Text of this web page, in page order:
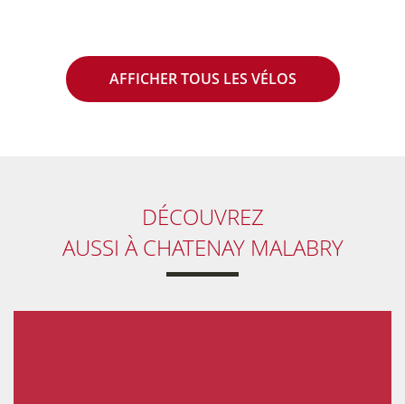
AFFICHER TOUS LES VÉLOS
DÉCOUVREZ
AUSSI À CHATENAY MALABRY